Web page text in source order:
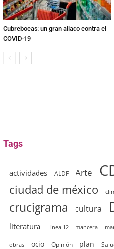
Cubrebocas: un gran aliado contra el
COVID-19
Tags
actividades ALDF Arte
ciudad de méxico
crucigrama cultura
literatura Línea 12 mancera
obras ocio Opinión plan